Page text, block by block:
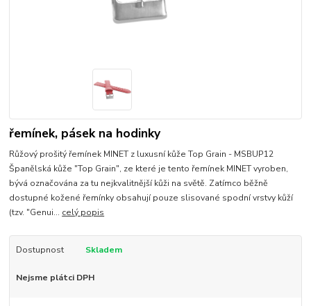
řemínek, pásek na hodinky
Růžový prošitý řemínek MINET z luxusní kůže Top Grain - MSBUP12
Španělská kůže "Top Grain", ze které je tento řemínek MINET vyroben,
bývá označována za tu nejkvalitnější kůži na světě. Zatímco běžně
dostupné kožené řemínky obsahují pouze slisované spodní vrstvy kůží
(tzv. "Genui... celý popis
Dostupnost Skladem
Nejsme plátci DPH